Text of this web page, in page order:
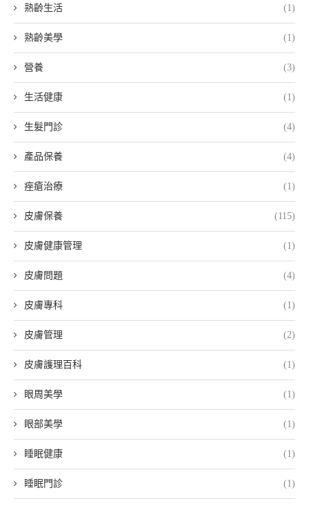
熟齡生活 (1)
熟齡美學 (1)
營養 (3)
生活健康 (1)
生髮門診 (4)
產品保養 (4)
痤瘡治療 (1)
皮膚保養 (115)
皮膚健康管理 (1)
皮膚問題 (4)
皮膚專科 (1)
皮膚管理 (2)
皮膚護理百科 (1)
眼周美學 (1)
眼部美學 (1)
睡眠健康 (1)
睡眠門診 (1)